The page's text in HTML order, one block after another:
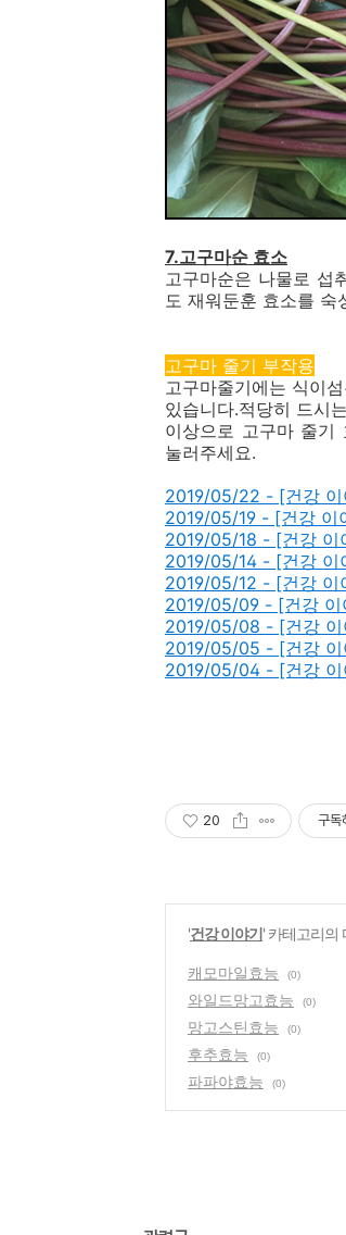
7.고구마순 효소
고구마순은 나물로 섭
도 재워둔훈 효소를 숙
고구마 줄기 부작용
고구마줄기에는 식이
있습니다.적당히 드시
이상으로 고구마 줄기
눌러주세요.
2019/05/22 - [건강 이
2019/05/19 - [건강 이
2019/05/18 - [건강 이
2019/05/14 - [건강 이
2019/05/12 - [건강 이
2019/05/09 - [건강 이
2019/05/08 - [건강 이
2019/05/05 - [건강 이
2019/05/04 - [건강 이
20 구독
'건강 이야기' 카테고리의
캐모마일효능 (0)
와일드망고효능 (0)
망고스틴효능 (0)
후추효능 (0)
파파야효능 (0)